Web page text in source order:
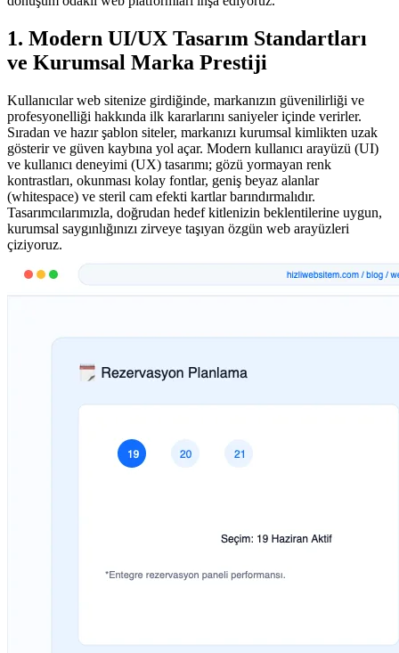
1. Modern UI/UX Tasarım Standartları
ve Kurumsal Marka Prestiji
Kullanıcılar web sitenize girdiğinde, markanızın güvenilirliği ve
profesyonelliği hakkında ilk kararlarını saniyeler içinde verirler.
Sıradan ve hazır şablon siteler, markanızı kurumsal kimlikten uzak
gösterir ve güven kaybına yol açar. Modern kullanıcı arayüzü (UI)
ve kullanıcı deneyimi (UX) tasarımı; gözü yormayan renk
kontrastları, okunması kolay fontlar, geniş beyaz alanlar
(whitespace) ve steril cam efekti kartlar barındırmalıdır.
Tasarımcılarımızla, doğrudan hedef kitlenizin beklentilerine uygun,
kurumsal saygınlığınızı zirveye taşıyan özgün web arayüzleri
çiziyoruz.